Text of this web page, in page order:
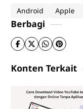
Android Apple
Berbagi
Konten Terkait